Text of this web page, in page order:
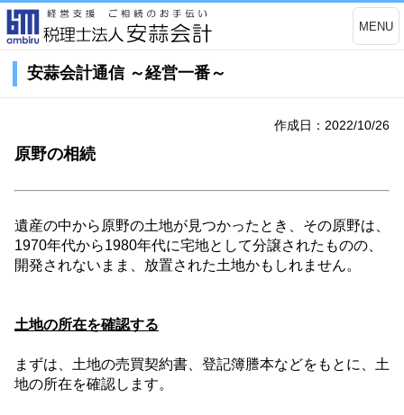
MENU
安蒜会計通信 ～経営一番～
作成日：2022/10/26
原野の相続
遺産の中から原野の土地が見つかったとき、その原野は、
1970年代から1980年代に宅地として分譲されたものの、
開発されないまま、放置された土地かもしれません。
土地の所在を確認する
まずは、土地の売買契約書、登記簿謄本などをもとに、土
地の所在を確認します。